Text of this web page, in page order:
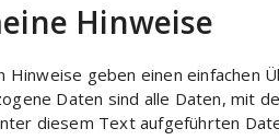
Hinweise
Hinweise geben einen einfachen
Daten sind alle Daten, mit
diesem Text aufgeführten